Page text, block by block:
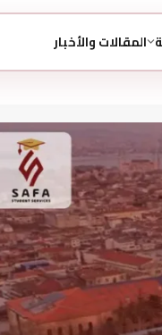
المقالات والأخبار